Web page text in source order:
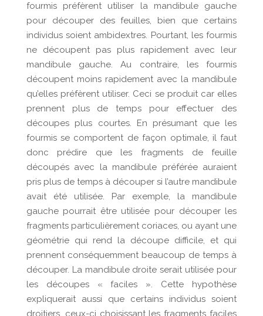
fourmis préfèrent utiliser la mandibule gauche
pour découper des feuilles, bien que certains
individus soient ambidextres. Pourtant, les fourmis
ne découpent pas plus rapidement avec leur
mandibule gauche. Au contraire, les fourmis
découpent moins rapidement avec la mandibule
qu’elles préfèrent utiliser. Ceci se produit car elles
prennent plus de temps pour effectuer des
découpes plus courtes. En présumant que les
fourmis se comportent de façon optimale, il faut
donc prédire que les fragments de feuille
découpés avec la mandibule préférée auraient
pris plus de temps à découper si l’autre mandibule
avait été utilisée. Par exemple, la mandibule
gauche pourrait être utilisée pour découper les
fragments particulièrement coriaces, ou ayant une
géométrie qui rend la découpe difficile, et qui
prennent conséquemment beaucoup de temps à
découper. La mandibule droite serait utilisée pour
les découpes « faciles ». Cette hypothèse
expliquerait aussi que certains individus soient
droitiers, ceux-ci choisissant les fragments faciles